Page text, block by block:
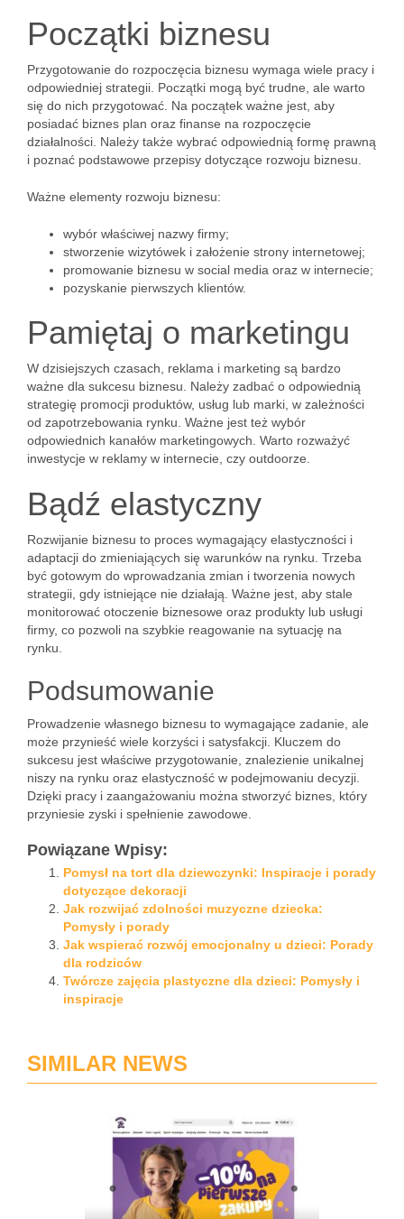
Początki biznesu
Przygotowanie do rozpoczęcia biznesu wymaga wiele pracy i
odpowiedniej strategii. Początki mogą być trudne, ale warto
się do nich przygotować. Na początek ważne jest, aby
posiadać biznes plan oraz finanse na rozpoczęcie
działalności. Należy także wybrać odpowiednią formę prawną
i poznać podstawowe przepisy dotyczące rozwoju biznesu.
Ważne elementy rozwoju biznesu:
wybór właściwej nazwy firmy;
stworzenie wizytówek i założenie strony internetowej;
promowanie biznesu w social media oraz w internecie;
pozyskanie pierwszych klientów.
Pamiętaj o marketingu
W dzisiejszych czasach, reklama i marketing są bardzo
ważne dla sukcesu biznesu. Należy zadbać o odpowiednią
strategię promocji produktów, usług lub marki, w zależności
od zapotrzebowania rynku. Ważne jest też wybór
odpowiednich kanałów marketingowych. Warto rozważyć
inwestycje w reklamy w internecie, czy outdoorze.
Bądź elastyczny
Rozwijanie biznesu to proces wymagający elastyczności i
adaptacji do zmieniających się warunków na rynku. Trzeba
być gotowym do wprowadzania zmian i tworzenia nowych
strategii, gdy istniejące nie działają. Ważne jest, aby stale
monitorować otoczenie biznesowe oraz produkty lub usługi
firmy, co pozwoli na szybkie reagowanie na sytuację na
rynku.
Podsumowanie
Prowadzenie własnego biznesu to wymagające zadanie, ale
może przynieść wiele korzyści i satysfakcji. Kluczem do
sukcesu jest właściwe przygotowanie, znalezienie unikalnej
niszy na rynku oraz elastyczność w podejmowaniu decyzji.
Dzięki pracy i zaangażowaniu można stworzyć biznes, który
przyniesie zyski i spełnienie zawodowe.
Powiązane Wpisy:
Pomysł na tort dla dziewczynki: Inspiracje i porady
dotyczące dekoracji
Jak rozwijać zdolności muzyczne dziecka:
Pomysły i porady
Jak wspierać rozwój emocjonalny u dzieci: Porady
dla rodziców
Twórcze zajęcia plastyczne dla dzieci: Pomysły i
inspiracje
SIMILAR NEWS